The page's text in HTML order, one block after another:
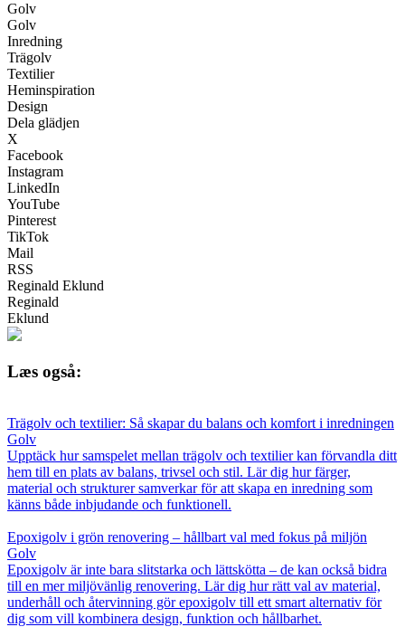
Golv
Golv
Inredning
Trägolv
Textilier
Heminspiration
Design
Dela glädjen
X
Facebook
Instagram
LinkedIn
YouTube
Pinterest
TikTok
Mail
RSS
Reginald Eklund
Reginald
Eklund
Læs også:
Trägolv och textilier: Så skapar du balans och komfort i inredningen
Golv
Upptäck hur samspelet mellan trägolv och textilier kan förvandla ditt
hem till en plats av balans, trivsel och stil. Lär dig hur färger,
material och strukturer samverkar för att skapa en inredning som
känns både inbjudande och funktionell.
Epoxigolv i grön renovering – hållbart val med fokus på miljön
Golv
Epoxigolv är inte bara slitstarka och lättskötta – de kan också bidra
till en mer miljövänlig renovering. Lär dig hur rätt val av material,
underhåll och återvinning gör epoxigolv till ett smart alternativ för
dig som vill kombinera design, funktion och hållbarhet.